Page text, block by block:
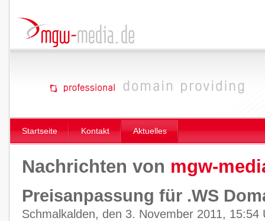
Startseite Kontakt Aktuelles
Nachrichten von mgw-
Preisanpassung für .WS
Schmalkalden, den 3. November 2011, 15:54